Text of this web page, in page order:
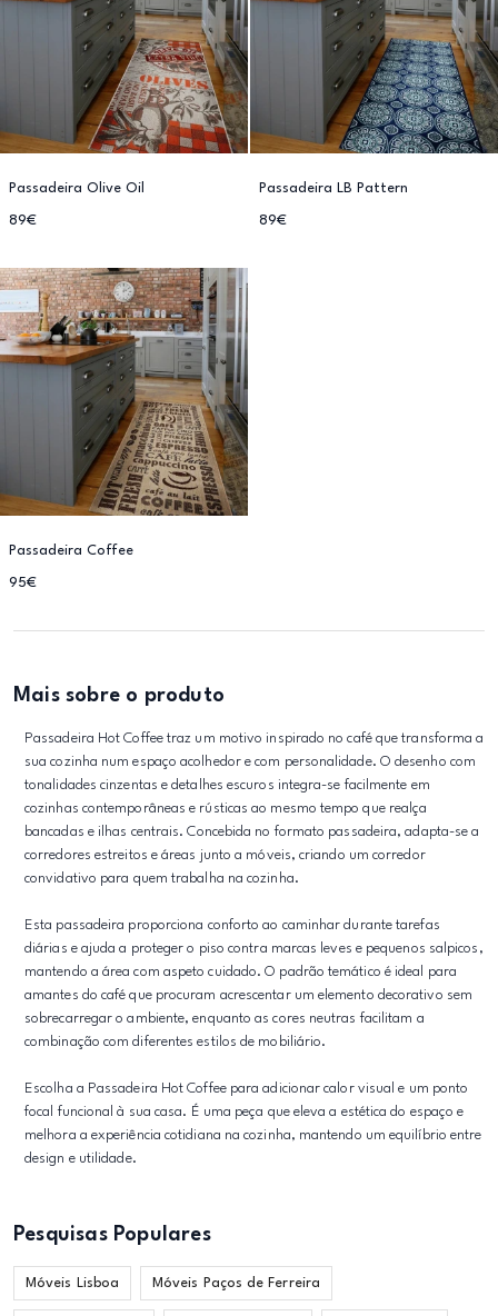
Passadeira Olive Oil
89€
Passadeira LB Pattern
89€
Passadeira Coffee
95€
Mais sobre o produto
Passadeira Hot Coffee traz um motivo inspirado no café que transforma a
sua cozinha num espaço acolhedor e com personalidade. O desenho com
tonalidades cinzentas e detalhes escuros integra-se facilmente em
cozinhas contemporâneas e rústicas ao mesmo tempo que realça
bancadas e ilhas centrais. Concebida no formato passadeira, adapta-se a
corredores estreitos e áreas junto a móveis, criando um corredor
convidativo para quem trabalha na cozinha.
Esta passadeira proporciona conforto ao caminhar durante tarefas
diárias e ajuda a proteger o piso contra marcas leves e pequenos salpicos,
mantendo a área com aspeto cuidado. O padrão temático é ideal para
amantes do café que procuram acrescentar um elemento decorativo sem
sobrecarregar o ambiente, enquanto as cores neutras facilitam a
combinação com diferentes estilos de mobiliário.
Escolha a Passadeira Hot Coffee para adicionar calor visual e um ponto
focal funcional à sua casa. É uma peça que eleva a estética do espaço e
melhora a experiência cotidiana na cozinha, mantendo um equilíbrio entre
design e utilidade.
Pesquisas Populares
Móveis Lisboa Móveis Paços de Ferreira